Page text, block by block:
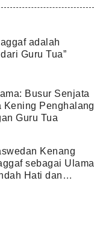
adalah
Guru Tua”
Busur Senjata
Kening Penghalang
Guru Tua
Kenang
sebagai Ulama
Hati dan